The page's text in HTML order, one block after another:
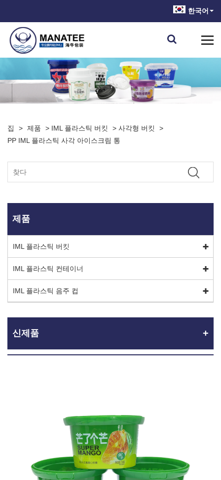
한국어
집 > 제품 > IML 플라스틱 버킷 > 사각형 버킷
>
PP IML 플라스틱 사각 아이스크림 통
제품
IML 플라스틱 버킷
IML 플라스틱 컨테이너
IML 플라스틱 음주 컵
신제품